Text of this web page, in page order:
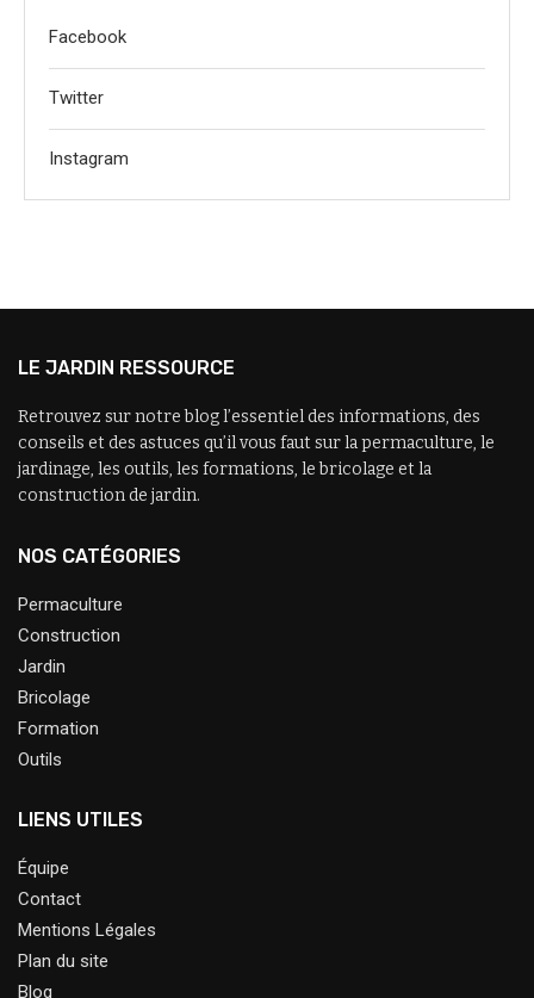
Facebook
Twitter
Instagram
LE JARDIN RESSOURCE
Retrouvez sur notre blog l’essentiel des informations, des
conseils et des astuces qu’il vous faut sur la permaculture, le
jardinage, les outils, les formations, le bricolage et la
construction de jardin.
NOS CATÉGORIES
Permaculture
Construction
Jardin
Bricolage
Formation
Outils
LIENS UTILES
Équipe
Contact
Mentions Légales
Plan du site
Blog